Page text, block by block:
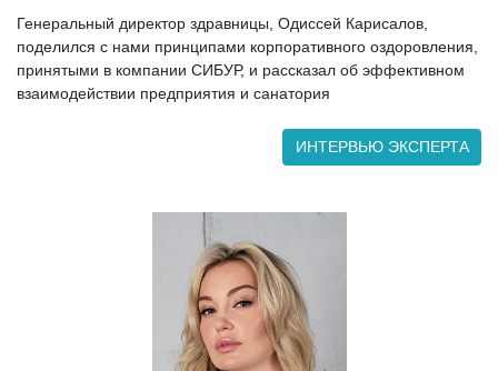
Генеральный директор здравницы, Одиссей Карисалов,
поделился с нами принципами корпоративного оздоровления,
принятыми в компании СИБУР, и рассказал об эффективном
взаимодействии предприятия и санатория
ИНТЕРВЬЮ ЭКСПЕРТА